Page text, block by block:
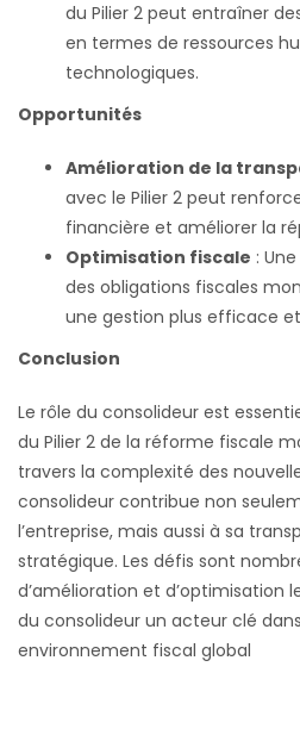
du Pilier 2 peut entraîner
en termes de ressources
technologiques.
Opportunités
Amélioration de la
avec le Pilier 2 peut
financière et améliorer la
Optimisation fiscale :
des obligations fiscales
une gestion plus efficace
Conclusion
Le rôle du consolideur est
du Pilier 2 de la réforme fiscale
travers la complexité des
consolideur contribue non
l’entreprise, mais aussi à sa
stratégique. Les défis sont
d’amélioration et d’optimisation
du consolideur un acteur clé
environnement fiscal global